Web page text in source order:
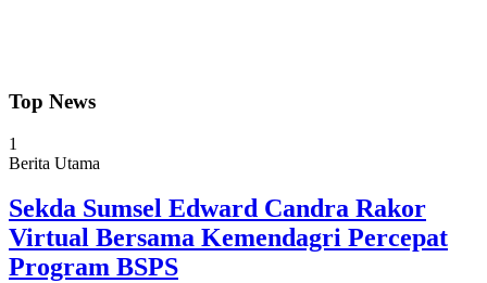
Top News
1
Berita Utama
Sekda Sumsel Edward Candra Rakor
Virtual Bersama Kemendagri Percepat
Program BSPS